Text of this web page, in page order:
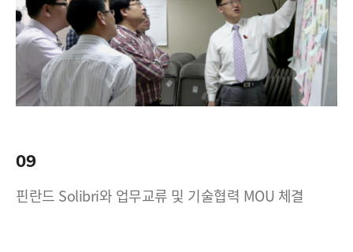
09
핀란드 Solibri와 업무교류 및 기술협력 MOU 체결